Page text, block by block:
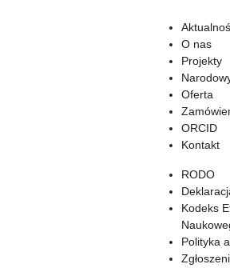
O nas
Projekty
Oferta
ORCID
Kontakt
RODO
Kodeks
Polityka